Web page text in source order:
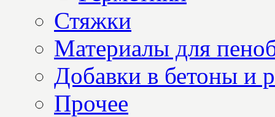
Стяжки
Материалы для
Добавки в бетоны и
Прочее